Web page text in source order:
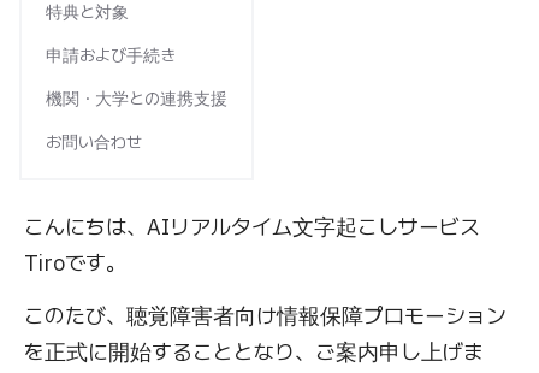
特典と対象
申請および手続き
機関・大学との連携支援
お問い合わせ
こんにちは、AIリアルタイム文字起こしサービス
Tiroです。
このたび、聴覚障害者向け情報保障プロモーション
を正式に開始することとなり、ご案内申し上げま